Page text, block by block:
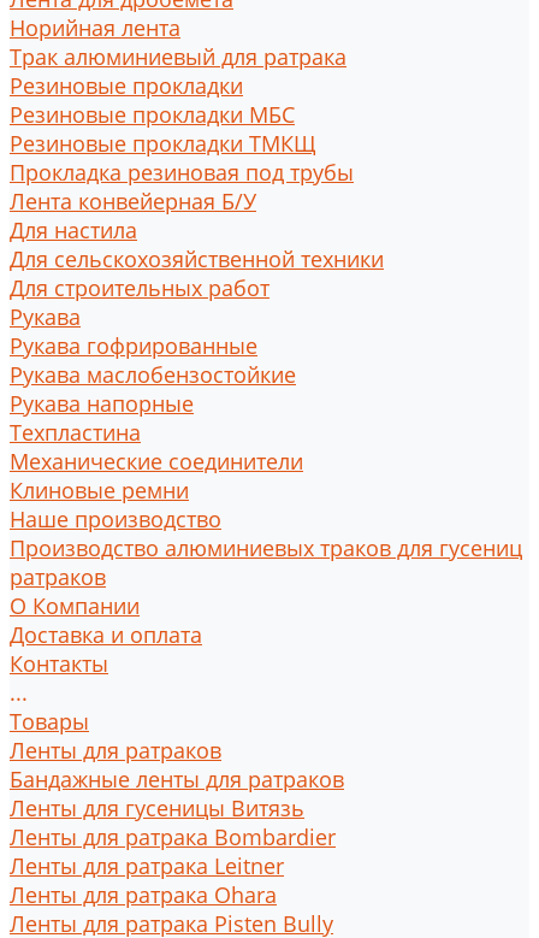
Норийная лента
Трак алюминиевый для ратрака
Резиновые прокладки
Резиновые прокладки МБС
Резиновые прокладки ТМКЩ
Прокладка резиновая под трубы
Лента конвейерная Б/У
Для настила
Для сельскохозяйственной техники
Для строительных работ
Рукава
Рукава гофрированные
Рукава маслобензостойкие
Рукава напорные
Техпластина
Механические соединители
Клиновые ремни
Наше производство
Производство алюминиевых траков для гусениц
ратраков
О Компании
Доставка и оплата
Контакты
...
Товары
Ленты для ратраков
Бандажные ленты для ратраков
Ленты для гусеницы Витязь
Ленты для ратрака Bombardier
Ленты для ратрака Leitner
Ленты для ратрака Ohara
Ленты для ратрака Pisten Bully